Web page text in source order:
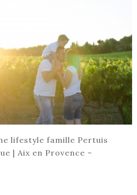
lifestyle famille Pertuis
| Aix en Provence –